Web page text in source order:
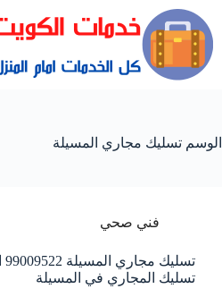
الوسم تسليك مجاري المسيلة
فني صحي
تسليك المجاري في المسيلة